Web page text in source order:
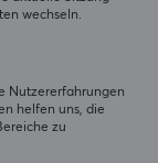
wechseln.
Nutzererfahrungen
helfen uns, die
zu